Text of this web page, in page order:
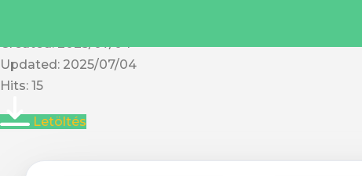
Created: 2025/07/04
Updated: 2025/07/04
Hits: 15
Letöltés